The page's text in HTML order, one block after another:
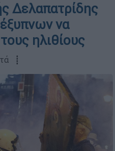
Δελαπατρίδης
να
ηλιθίους
┋